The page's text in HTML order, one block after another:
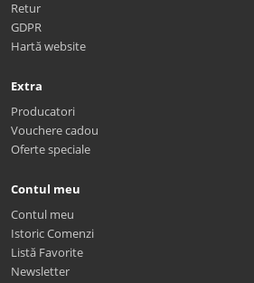
Retur
GDPR
Hartă website
Extra
Producatori
Vouchere cadou
Oferte speciale
Contul meu
Contul meu
Istoric Comenzi
Listă Favorite
Newsletter